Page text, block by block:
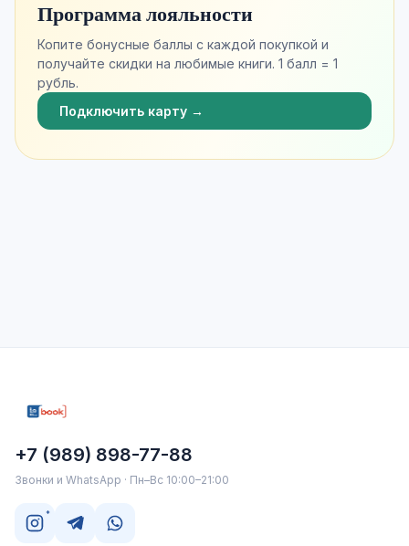
Программа лояльности
Копите бонусные баллы с каждой покупкой и
получайте скидки на любимые книги. 1 балл = 1
рубль.
Подключить карту →
+7 (989) 898-77-88
Звонки и WhatsApp · Пн–Вс 10:00–21:00
*